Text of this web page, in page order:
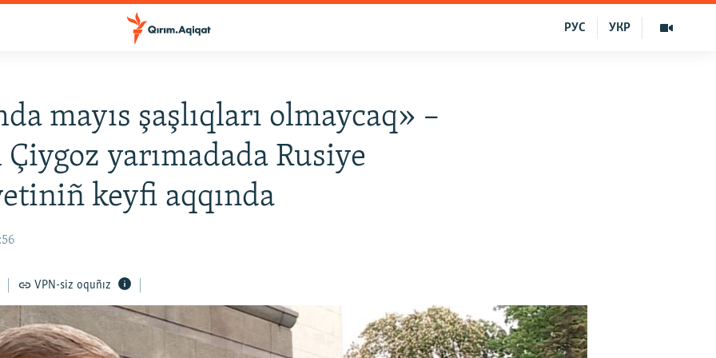
УКР
РУС
mayıs şaşlıqları olmaycaq» –
yarımadada Rusiye
keyfi aqqında
VPN-siz oquñız